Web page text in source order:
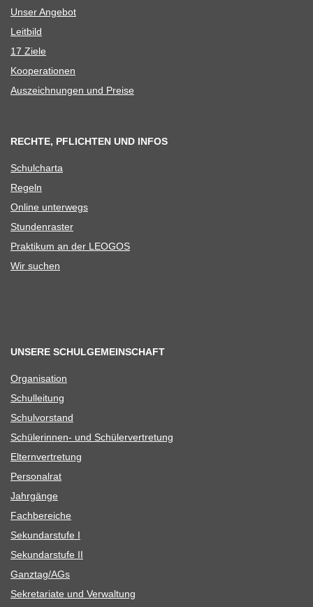
Unser Ange­bot
Leit­bild
17 Ziele
Koope­ra­tio­nen
Aus­zeich­nun­gen und Preise
RECHTE, PFLICHTEN UND INFOS
Schul­charta
Regeln
Online unter­wegs
Stun­den­ras­ter
Prak­ti­kum an der LEOGOS
Wir suchen
UNSERE SCHULGEMEINSCHAFT
Orga­ni­sa­tion
Schul­lei­tung
Schul­vor­stand
Schü­le­rin­nen- und Schülervertretung
Eltern­ver­tre­tung
Per­so­nal­rat
Jahr­gänge
Fach­be­rei­che
Sekun­dar­stufe I
Sekun­dar­stufe II
Ganztag/​​AGs
Sekre­ta­riate und Verwaltung